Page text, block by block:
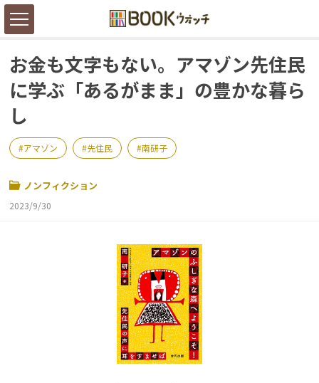
お金も文字もない。アマゾン先住民
に学ぶ「あるがまま」の豊かな暮ら
し
アマゾン 先住民 南研子
ノンフィクション
2023/9/30